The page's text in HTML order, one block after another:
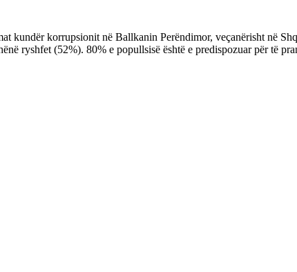
kundër korrupsionit në Ballkanin Perëndimor, veçanërisht në
ryshfet (52%). 80% e popullsisë është e predispozuar për të